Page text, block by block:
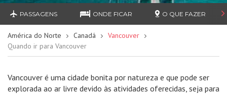
PASSAGENS ONDE FICAR O QUE FAZER
América do Norte Canadá
Vancouver
Quando ir para Vancouver
Vancouver é uma cidade bonita por natureza e que pode ser
explorada ao ar livre devido às atividades oferecidas, seja para